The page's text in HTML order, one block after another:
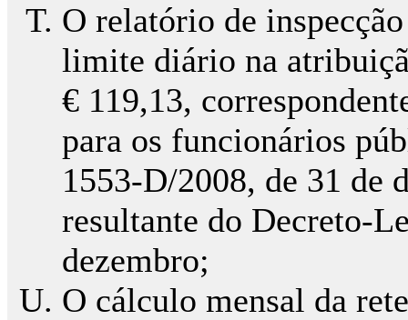
O relatório de
limite diário na
€ 119,13,
para os funcionários
1553-D/2008, de 31 de
resultante do Decreto-
dezembro;
O cálculo mensal da